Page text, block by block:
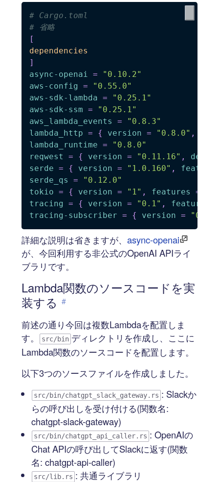
# Cargo.toml
# 省略
[
dependencies
]
async-openai
=
"0.10.2"
aws-config =
"0.55.0"
aws-sdk-lambda =
"0.25.1"
aws-sdk-ssm =
"0.25.1"
aws_lambda_events
=
"0.8.3"
lambda_http = { version = "0.8.0" ,
lambda_runtime =
"0.8.0"
reqwest
= { version = "0.11.16" ,
serde = { version = "1.0.160" ,
serde_qs
=
"0.12.0"
tokio = { version = "1" , features =
tracing = { version = "0.1" , features
tracing-subscriber = { version = "0.3"
詳細な説明は省きますが、 async-openai
が、今回利用する非公式のOpenAI APIライ
ブラリです。
Lambda関数のソースコードを実
装する #
前述の通り今回は複数Lambdaを配置しま
す。
src/bin ディレクトリを作成し、ここに
Lambda関数のソースコードを配置します。
以下3つのソースファイルを作成しました。
src/bin/chatgpt_slack_gateway.rs : Slackか
らの呼び出しを受け付ける(関数名:
chatgpt-slack-gateway)
src/bin/chatgpt_api_caller.rs : OpenAIの
Chat APIの呼び出してSlackに返す(関数
名: chatgpt-api-caller)
src/lib.rs : 共通ライブラリ